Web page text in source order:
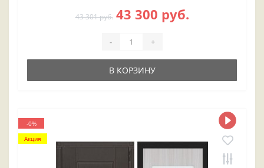
43 301 руб. 43 300 руб.
- +
В КОРЗИНУ
-0%
Акция